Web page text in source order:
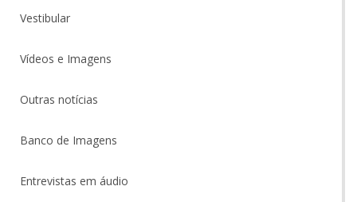
Vestibular
Vídeos e Imagens
Outras notícias
Banco de Imagens
Entrevistas em áudio